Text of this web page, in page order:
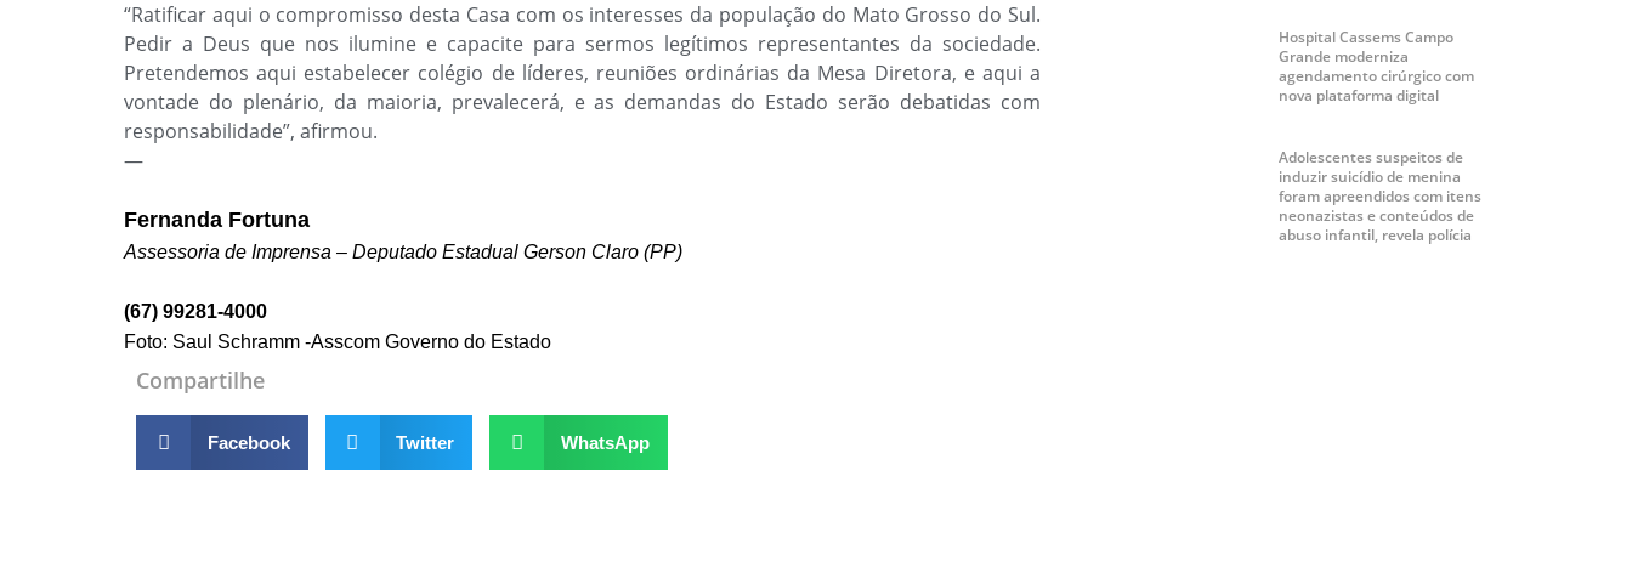
“Ratificar aqui o compromisso desta Casa com os interesses da população do Mato Grosso do Sul.
Pedir a Deus que nos ilumine e capacite para sermos legítimos representantes da sociedade.
Pretendemos aqui estabelecer colégio de líderes, reuniões ordinárias da Mesa Diretora, e aqui a
vontade do plenário, da maioria, prevalecerá, e as demandas do Estado serão debatidas com
responsabilidade”, afirmou.
—
Fernanda Fortuna
Assessoria de Imprensa – Deputado Estadual Gerson Claro (PP)
(67) 99281-4000
Foto: Saul Schramm -Asscom Governo do Estado
Hospital Cassems Campo
Grande moderniza
agendamento cirúrgico com
nova plataforma digital
Adolescentes suspeitos de
induzir suicídio de menina
foram apreendidos com itens
neonazistas e conteúdos de
abuso infantil, revela polícia
Compartilhe
Facebook Twitter WhatsApp